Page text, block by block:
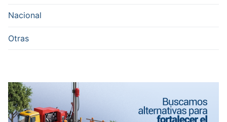
Nacional
Otras